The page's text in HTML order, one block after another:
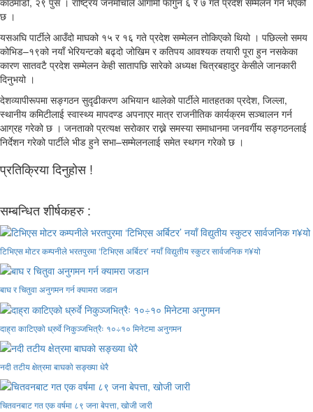
छ ।
यसअघि पार्टीले आउँदो माघको १५ र १६ गते प्रदेश सम्मेलन तोकिएको थियो । पछिल्लो समय
कोभिड–१९को नयाँ भेरियन्टको बढ्दो जोखिम र कतिपय आवश्यक तयारी पूरा हुन नसकेका
कारण सातवटै प्रदेश सम्मेलन केही सातापछि सारेको अध्यक्ष चित्रबहादुर केसीले जानकारी
दिनुभयो ।
देशव्यापीरूपमा सङ्गठन सुदृढीकरण अभियान थालेको पार्टीले मातहतका प्रदेश, जिल्ला,
स्थानीय कमिटीलाई स्वास्थ्य मापदण्ड अपनाएर मात्र राजनीतिक कार्यक्रम सञ्चालन गर्न
आग्रह गरेको छ । जनताको प्रत्यक्ष सरोकार राख्ने समस्या समाधानमा जनवर्गीय सङ्गठनलाई
निर्देशन गरेको पार्टीले भीड हुने सभा–सम्मेलनलाई समेत स्थगन गरेको छ ।
प्रतिक्रिया दिनुहोस !
सम्बन्धित शीर्षकहरु :
टिभिएस मोटर कम्पनीले भरतपुरमा ‘टिभिएस अर्बिटर’ नयाँ विद्युतीय स्कुटर सार्वजनिक ग¥यो
बाघ र चितुवा अनुगमन गर्न क्यामरा जडान
दाह्रा काटिएको ध्रुर्वे निकुञ्जभित्रैः १०÷१० मिनेटमा अनुगमन
नदी तटीय क्षेत्रमा बाघको सङ्ख्या धेरै
चितवनबाट गत एक वर्षमा ८९ जना बेपत्ता, खोजी जारी